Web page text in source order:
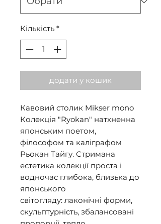
Кількість *
додати у кошик
Кавовий столик Mikser mono
Колекція "Ryokan" натхненна
японським поетом,
філософом та каліграфом
Рьокан Тайгу. Стримана
естетика колекції проста і
водночас глибока, близька до
японського
світогляду: лаконічні форми,
скульптурність, збалансовані